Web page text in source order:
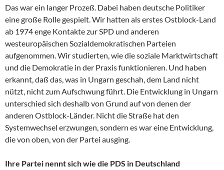
Das war ein langer Prozeß. Dabei haben deutsche Politiker
eine große Rolle gespielt. Wir hatten als erstes Ostblock-Land
ab 1974 enge Kontakte zur SPD und anderen
westeuropäischen Sozialdemokratischen Parteien
aufgenommen. Wir studierten, wie die soziale Marktwirtschaft
und die Demokratie in der Praxis funktionieren. Und haben
erkannt, daß das, was in Ungarn geschah, dem Land nicht
nützt, nicht zum Aufschwung führt. Die Entwicklung in Ungarn
unterschied sich deshalb von Grund auf von denen der
anderen Ostblock-Länder. Nicht die Straße hat den
Systemwechsel erzwungen, sondern es war eine Entwicklung,
die von oben, von der Partei ausging.
Ihre Partei nennt sich wie die PDS in Deutschland